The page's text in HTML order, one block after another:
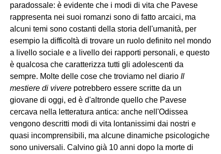
paradossale: è evidente che i modi di vita che Pavese
rappresenta nei suoi romanzi sono di fatto arcaici, ma
alcuni temi sono costanti della storia dell'umanità, per
esempio la difficoltà di trovare un ruolo definito nel mondo
a livello sociale e a livello dei rapporti personali, e questo
è qualcosa che caratterizza tutti gli adolescenti da
sempre. Molte delle cose che troviamo nel diario Il
mestiere di vivere potrebbero essere scritte da un
giovane di oggi, ed è d'altronde quello che Pavese
cercava nella letteratura antica: anche nell'Odissea
vengono descritti modi di vita lontanissimi dai nostri e
quasi incomprensibili, ma alcune dinamiche psicologiche
sono universali. Calvino già 10 anni dopo la morte di